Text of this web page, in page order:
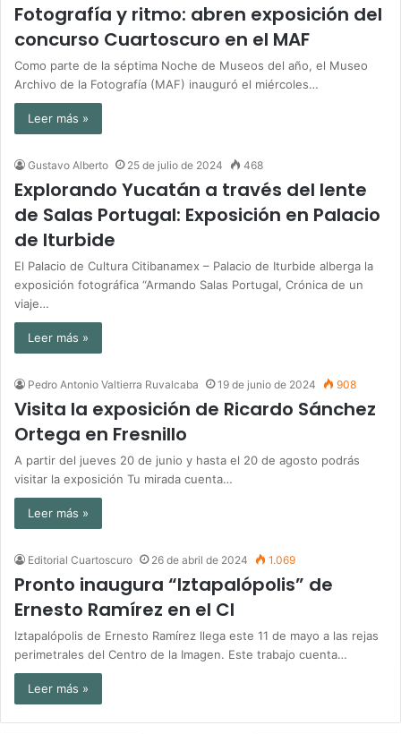
Fotografía y ritmo: abren exposición del
concurso Cuartoscuro en el MAF
Como parte de la séptima Noche de Museos del año, el Museo
Archivo de la Fotografía (MAF) inauguró el miércoles…
Leer más »
Gustavo Alberto 25 de julio de 2024 468
Explorando Yucatán a través del lente
de Salas Portugal: Exposición en Palacio
de Iturbide
El Palacio de Cultura Citibanamex – Palacio de Iturbide alberga la
exposición fotográfica “Armando Salas Portugal, Crónica de un
viaje…
Leer más »
Pedro Antonio Valtierra Ruvalcaba 19 de junio de 2024 908
Visita la exposición de Ricardo Sánchez
Ortega en Fresnillo
A partir del jueves 20 de junio y hasta el 20 de agosto podrás
visitar la exposición Tu mirada cuenta…
Leer más »
Editorial Cuartoscuro 26 de abril de 2024 1.069
Pronto inaugura “Iztapalópolis” de
Ernesto Ramírez en el CI
Iztapalópolis de Ernesto Ramírez llega este 11 de mayo a las rejas
perimetrales del Centro de la Imagen. Este trabajo cuenta…
Leer más »